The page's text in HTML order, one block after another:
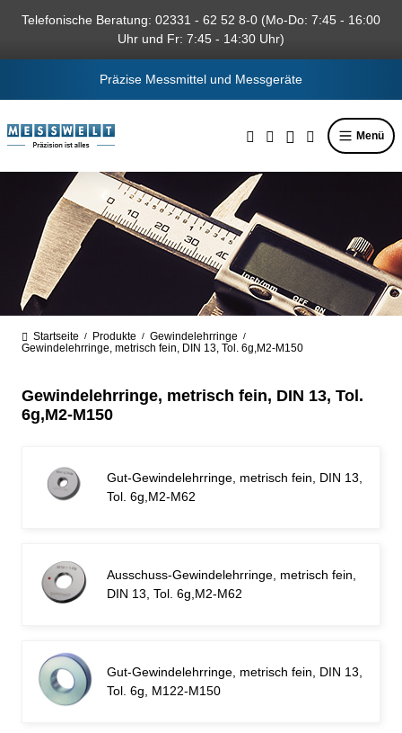
springen
Telefonische Beratung: 02331 - 62 52 8-0 (Mo-Do: 7:45 - 16:00
Uhr und Fr: 7:45 - 14:30 Uhr)
Präzise Messmittel und Messgeräte
Menü
Startseite / Produkte / Gewindelehrringe /
Gewindelehrringe, metrisch fein, DIN 13, Tol. 6g,M2-M150
Gewindelehrringe, metrisch fein, DIN 13, Tol.
6g,M2-M150
Gut-Gewindelehrringe, metrisch fein, DIN 13,
Tol. 6g,M2-M62
Ausschuss-Gewindelehrringe, metrisch fein,
DIN 13, Tol. 6g,M2-M62
Gut-Gewindelehrringe, metrisch fein, DIN 13,
Tol. 6g, M122-M150